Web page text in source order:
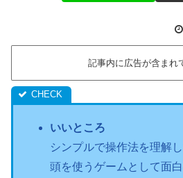
記事内に広告が含まれ
いいところ
シンプルで操作法を理解し
頭を使うゲームとして面白